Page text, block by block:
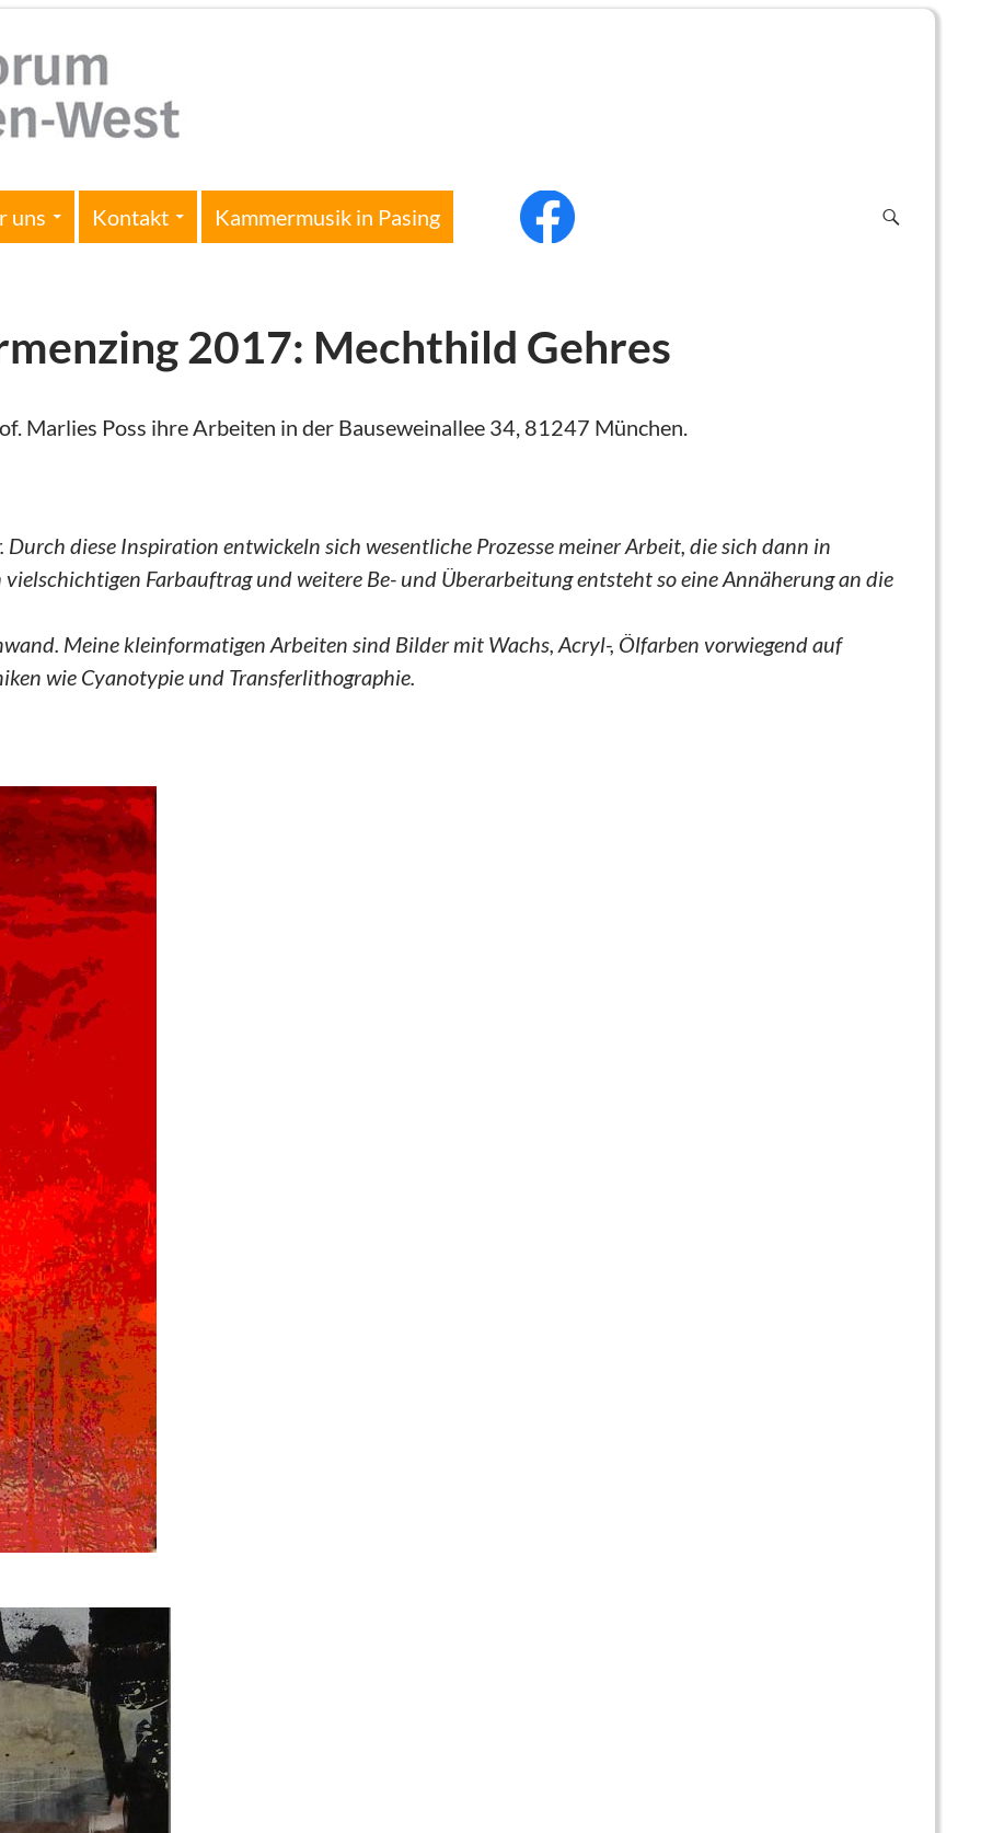
uns Kontakt Kammermusik in Pasing f
2017: Mechthild Gehres
Marlies Poss ihre Arbeiten in der Bauseweinallee 34, 81247 München.
diese Inspiration entwickeln sich wesentliche Prozesse meiner Arbeit, die sich dann in
Farbauftrag und weitere Be- und Überarbeitung entsteht so eine Annäherung an die
Meine kleinformatigen Arbeiten sind Bilder mit Wachs, Acryl-, Ölfarben vorwiegend auf
wie Cyanotypie und Transferlithographie.